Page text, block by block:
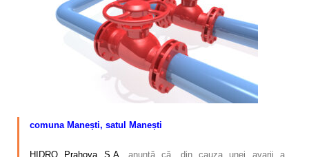
Calitatea apei
Comunicare
comuna Manești, satul Manești
HIDRO Prahova S.A.
anunță că, din cauza unei avarii a